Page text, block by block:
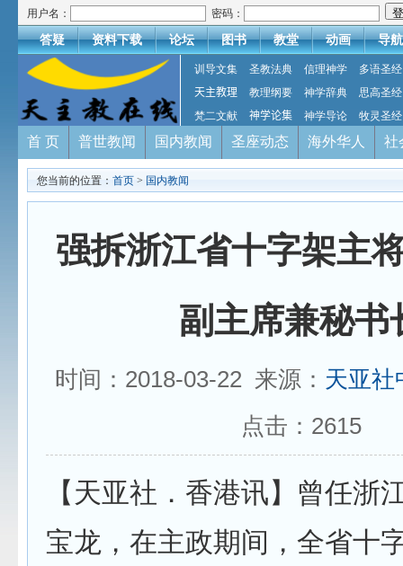
用户名： 密码：
答疑 资料下载 论坛 图书 教堂 动画 导航
训导文集 圣教法典 信理神学
多语圣经
天主教理
教理纲要 神学辞典
思高圣经
梵二文献
神学论集 神学导论 牧灵圣经
首 页 普世教闻 国内教闻 圣座动态 海外华人 社
您当前的位置： 首页 > 国内教闻
强拆浙江省十字架主
副主席兼秘书
时间：2018-03-22 来源： 天亚社
点击： 2615
【天亚社．香港讯】曾任浙
宝龙，在主政期间，全省十